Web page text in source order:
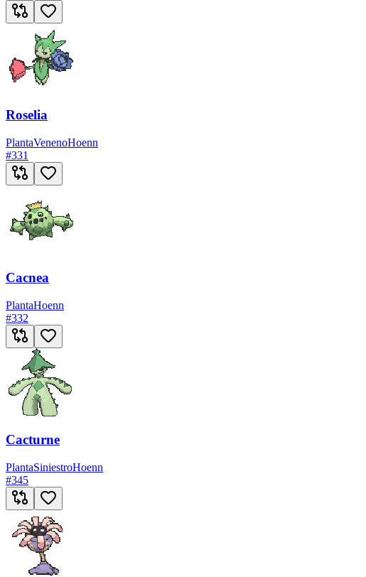
Roselia
PlantaVenenoHoenn
#331
Cacnea
PlantaHoenn
#332
Cacturne
PlantaSiniestroHoenn
#345